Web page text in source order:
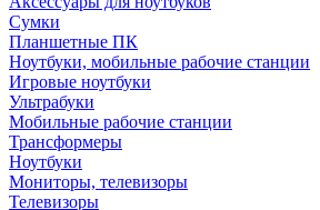
Сумки
Планшетные ПК
Ноутбуки, мобильные рабочие станции
Игровые ноутбуки
Ультрабуки
Мобильные рабочие станции
Трансформеры
Ноутбуки
Мониторы, телевизоры
Телевизоры